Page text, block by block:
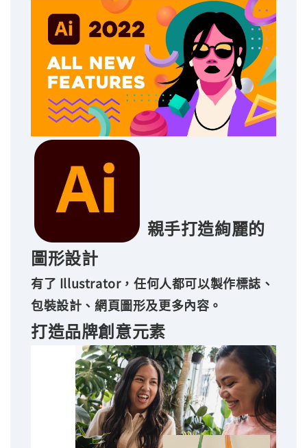
親手打造絢麗的
圖形設計
有了 Illustrator，任何人都可以製作標誌、
包裝設計、網頁圖形及更多內容。
打造品牌創意元素